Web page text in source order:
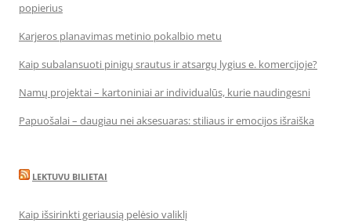
popierius
Karjeros planavimas metinio pokalbio metu
Kaip subalansuoti pinigų srautus ir atsargų lygius e. komercijoje?
Namų projektai – kartoniniai ar individualūs, kurie naudingesni
Papuošalai – daugiau nei aksesuaras: stiliaus ir emocijos išraiška
LEKTUVU BILIETAI
Kaip išsirinkti geriausią pelėsio valiklį